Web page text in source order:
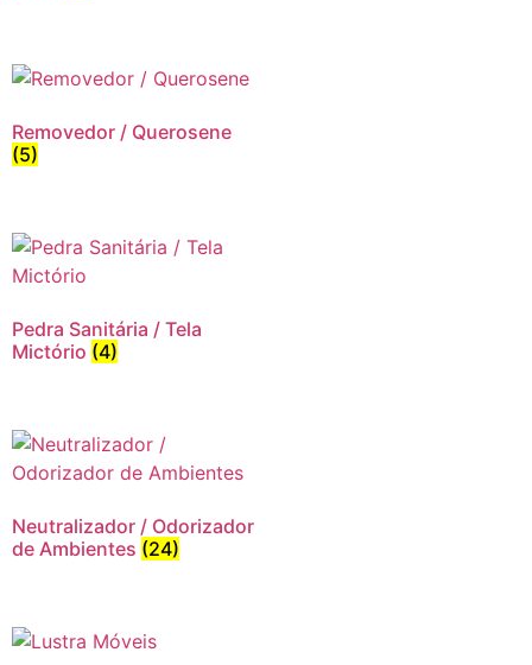
Removedor / Querosene
(5)
Pedra Sanitária / Tela
Mictório (4)
Neutralizador / Odorizador
de Ambientes (24)